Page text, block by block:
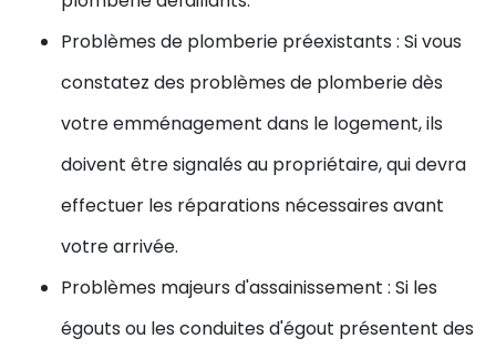
Problèmes de plomberie préexistants : Si vous
constatez des problèmes de plomberie dès
votre emménagement dans le logement, ils
doivent être signalés au propriétaire, qui devra
effectuer les réparations nécessaires avant
votre arrivée.
Problèmes majeurs d'assainissement : Si les
égouts ou les conduites d'égout présentent des